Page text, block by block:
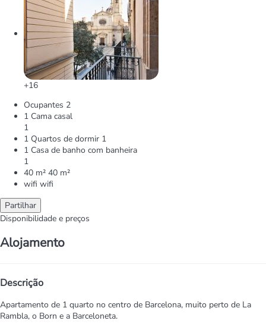
+16
Ocupantes 2
1 Cama casal
1
1 Quartos de dormir 1
1 Casa de banho com banheira
1
40 m² 40 m²
wifi wifi
Partilhar
Disponibilidade e preços
Alojamento
Descrição
Apartamento de 1 quarto no centro de Barcelona, muito perto de La
Rambla, o Born e a Barceloneta.